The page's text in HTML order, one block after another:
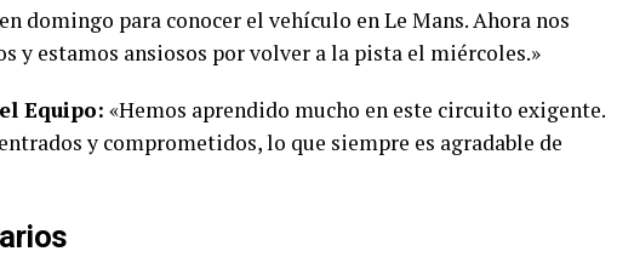
domingo para conocer el vehículo en Le Mans. Ahora nos
y estamos ansiosos por volver a la pista el miércoles.»
Equipo: «Hemos aprendido mucho en este circuito exigente.
y comprometidos, lo que siempre es agradable de